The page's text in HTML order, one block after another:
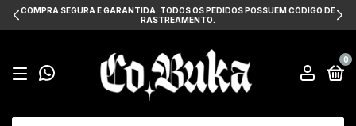
COMPRA SEGURA E GARANTIDA. TODOS OS PEDIDOS POSSUEM CÓDIGO DE
RASTREAMENTO.
0